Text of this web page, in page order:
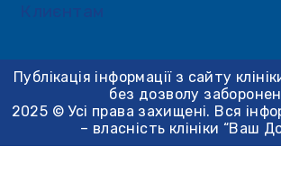
Клиєнтам
Публікація інформації з сайту
без дозволу
2025 © Усі права захищені. Вся
– власність клініки “Ваш